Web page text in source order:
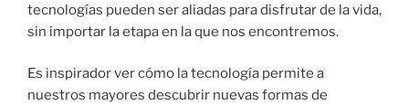
tecnologías pueden ser aliadas para disfrutar de la vida,
sin importar la etapa en la que nos encontremos.
Es inspirador ver cómo la tecnología permite a
nuestros mayores descubrir nuevas formas de